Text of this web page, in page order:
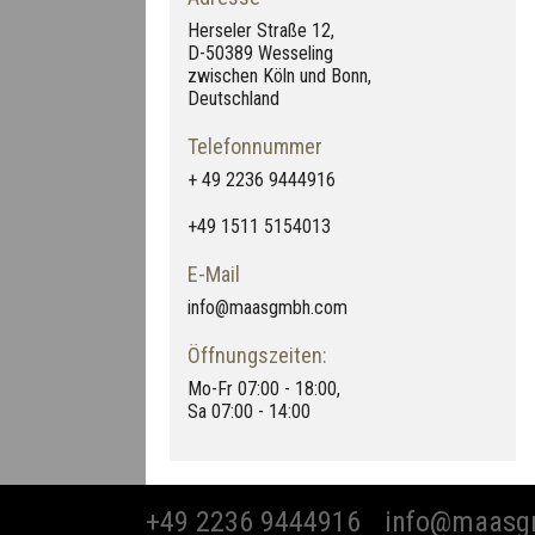
Herseler Straße 12,
D-50389 Wesseling
zwischen Köln und Bonn,
Deutschland
Telefonnummer
+ 49 2236 9444916
+49 1511 5154013
E-Mail
info@maasgmbh.com
Öffnungszeiten:
Mo-Fr 07:00 - 18:00,
Sa 07:00 - 14:00
+49 2236 9444916